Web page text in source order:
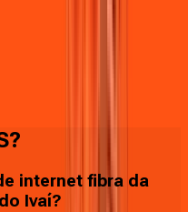
internet fibra da
Ivaí?